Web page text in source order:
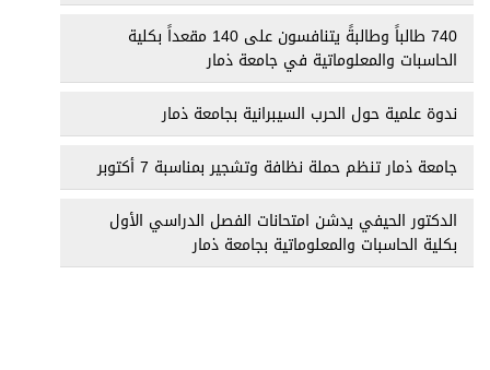
740 طالباً وطالبةً يتنافسون على 140 مقعداً بكلية
الحاسبات والمعلوماتية في جامعة ذمار
ندوة علمية حول الحرب السيبرانية بجامعة ذمار
جامعة ذمار تنظم حملة نظافة وتشجير بمناسبة 7 أكتوبر
الدكتور الحيفي يدشن امتحانات الفصل الدراسي الأول
بكلية الحاسبات والمعلوماتية بجامعة ذمار